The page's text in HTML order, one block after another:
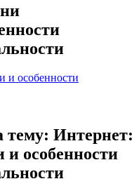
Интернет:
особенности